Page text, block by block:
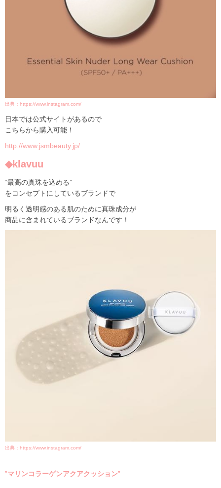
出典：https://www.instagram.com/
日本では公式サイトがあるので
こちらから購入可能！
http://www.jsmbeauty.jp/
◆klavuu
“最高の真珠を込める”
をコンセプトにしているブランドで
明るく透明感のある肌のために真珠成分が
商品に含まれているブランドなんです！
出典：https://www.instagram.com/
”マリンコラーゲンアクアクッション”